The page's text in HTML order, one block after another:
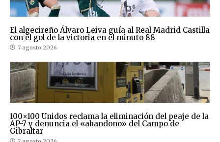
El algecireño Álvaro Leiva guía al Real Madrid Castilla
con el gol de la victoria en el minuto 88
7 agosto 2026
100×100 Unidos reclama la eliminación del peaje de la
AP-7 y denuncia el «abandono» del Campo de
Gibraltar